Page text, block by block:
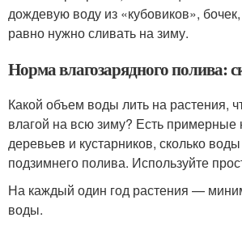
дождевую воду из «кубовиков»,
равно нужно сливать на зиму.
Норма влагозарядного полива:
Какой объем воды лить на растения,
влагой на всю зиму? Есть
деревьев и кустарников, сколько
подзимнего полива. Используйте
На каждый один год растения —
воды.